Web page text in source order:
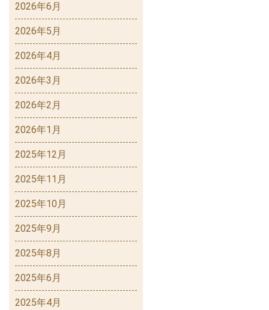
2026年6月
2026年5月
2026年4月
2026年3月
2026年2月
2026年1月
2025年12月
2025年11月
2025年10月
2025年9月
2025年8月
2025年6月
2025年4月